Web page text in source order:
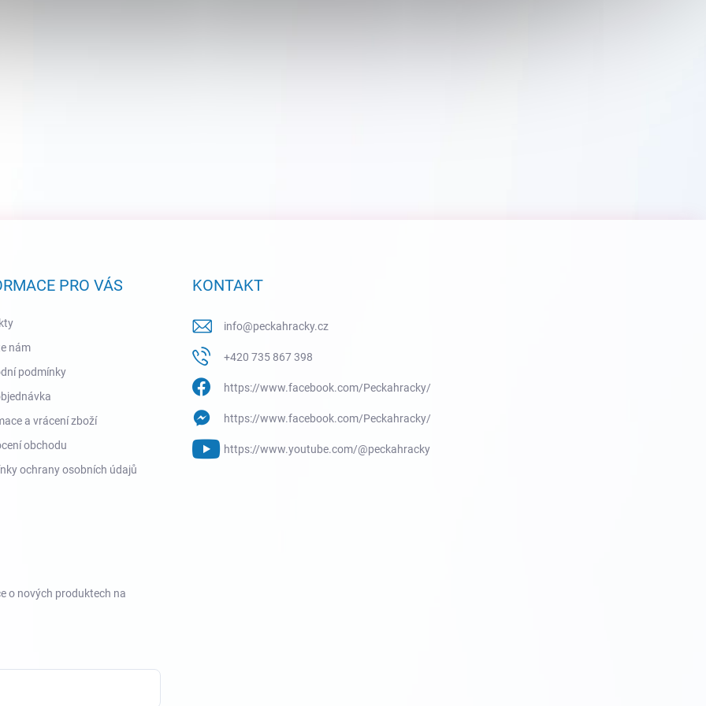
PRO VÁS
nám
podmínky
a vrácení zboží
obchodu
ochrany osobních údajů
KONTAKT
info@peckahracky.cz
+420 735 867 398
https://www.facebook.com/Peckahracky/
https://www.facebook.com/Peckahracky/
https://www.youtube.com/@peckahracky
o nových produktech na